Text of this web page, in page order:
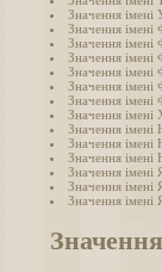
Значення імені
Значення імені
Значення імені
Значення імені
Значення імені
Значення імені
Значення імені
Значення імені
Значення імені
Значення імені
Значення
Значення імені
Значення імені
Значення імені